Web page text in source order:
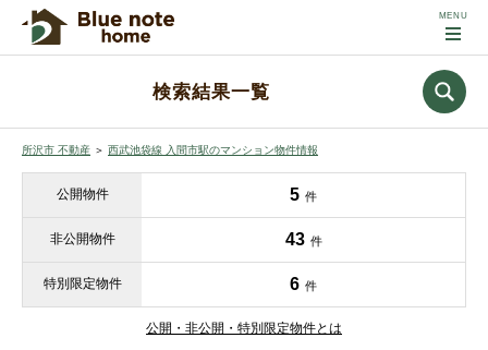
検索結果一覧
所沢市 不動産 ＞ 西武池袋線 入間市駅のマンション物件情報
公開物件 5 件
非公開物件 43 件
特別限定物件 6 件
公開・非公開・特別限定物件とは